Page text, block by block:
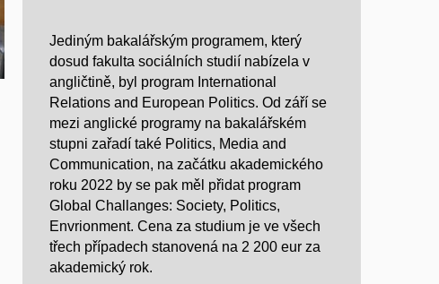
Jediným bakalářským programem, který
dosud fakulta sociálních studií nabízela v
angličtině, byl program International
Relations and European Politics. Od září se
mezi anglické programy na bakalářském
stupni zařadí také Politics, Media and
Communication, na začátku akademického
roku 2022 by se pak měl přidat program
Global Challanges: Society, Politics,
Envrionment. Cena za studium je ve všech
třech případech stanovená na 2 200 eur za
akademický rok.